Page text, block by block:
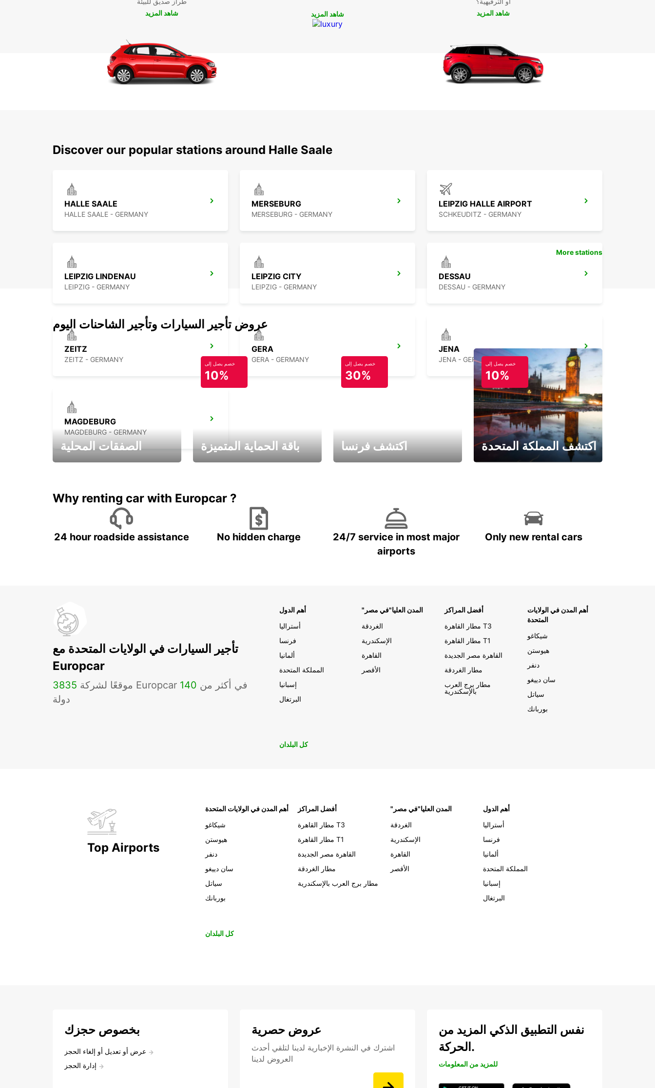
شاهد المزيد
شاهد المزيد
شاهد المزيد
Discover our popular stations around Halle Saale
HALLE SAALE
HALLE SAALE - GERMANY
MERSEBURG
MERSEBURG - GERMANY
LEIPZIG HALLE AIRPORT
SCHKEUDITZ - GERMANY
LEIPZIG LINDENAU
LEIPZIG - GERMANY
LEIPZIG CITY
LEIPZIG - GERMANY
DESSAU
DESSAU - GERMANY
ZEITZ
ZEITZ - GERMANY
GERA
GERA - GERMANY
JENA
JENA - GERMANY
MAGDEBURG
MAGDEBURG - GERMANY
More stations
عروض تأجير السيارات وتأجير الشاحنات اليوم
الصفقات المحلية
خصم يصل إلى
10%
باقة الحماية المتميزة
خصم يصل إلى
30%
اكتشف فرنسا
خصم يصل إلى
10%
اكتشف المملكة المتحدة
Why renting car with Europcar ?
24 hour roadside assistance No hidden charge
24/7 service in most major
airports
Only new rental cars
تأجير السيارات في الولايات المتحدة مع
Europcar
3835 موقعًا لشركة Europcar في أكثر من 140
دولة
أهم الدول
أستراليا
فرنسا
ألمانيا
المملكة المتحدة
إسبانيا
البرتغال
"المدن العليا"في مصر
الغردقة
الإسكندرية
القاهرة
الأقصر
أفضل المراكز
مطار القاهرة T3
مطار القاهرة T1
القاهرة مصر الجديدة
مطار الغردقة
مطار برج العرب
بالإسكندرية
أهم المدن في الولايات
المتحدة
شيكاغو
هيوستن
دنفر
سان دييغو
سياتل
بوربانك
كل البلدان
Top Airports
أهم المدن في الولايات المتحدة
شيكاغو
هيوستن
دنفر
سان دييغو
سياتل
بوربانك
أفضل المراكز
مطار القاهرة T3
مطار القاهرة T1
القاهرة مصر الجديدة
مطار الغردقة
مطار برج العرب بالإسكندرية
"المدن العليا"في مصر
الغردقة
الإسكندرية
القاهرة
الأقصر
أهم الدول
أستراليا
فرنسا
ألمانيا
المملكة المتحدة
إسبانيا
البرتغال
كل البلدان
بخصوص حجزك
عرض أو تعديل أو إلغاء الحجز
إدارة الحجز
عروض حصرية
اشترك في النشرة الإخبارية لدينا لتلقي أحدث
العروض لدينا
نفس التطبيق الذكي المزيد من
الحركة.
للمزيد من المعلومات